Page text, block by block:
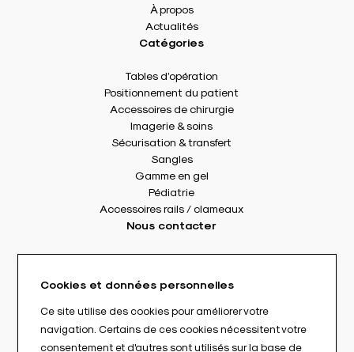
À propos
Actualités
Catégories
Tables d’opération
Positionnement du patient
Accessoires de chirurgie
Imagerie & soins
Sécurisation & transfert
Sangles
Gamme en gel
Pédiatrie
Accessoires rails / clameaux
Nous contacter
8 rue Des Frères Montgolfier
Tél. : +33(0) 2 41 17 49 49
Fax : +33(0) 2 72 22 11 43
E-mail : info@abloc.eu
Cookies et données personnelles
Ce site utilise des cookies pour améliorer votre
navigation. Certains de ces cookies nécessitent votre
consentement et d'autres sont utilisés sur la base de